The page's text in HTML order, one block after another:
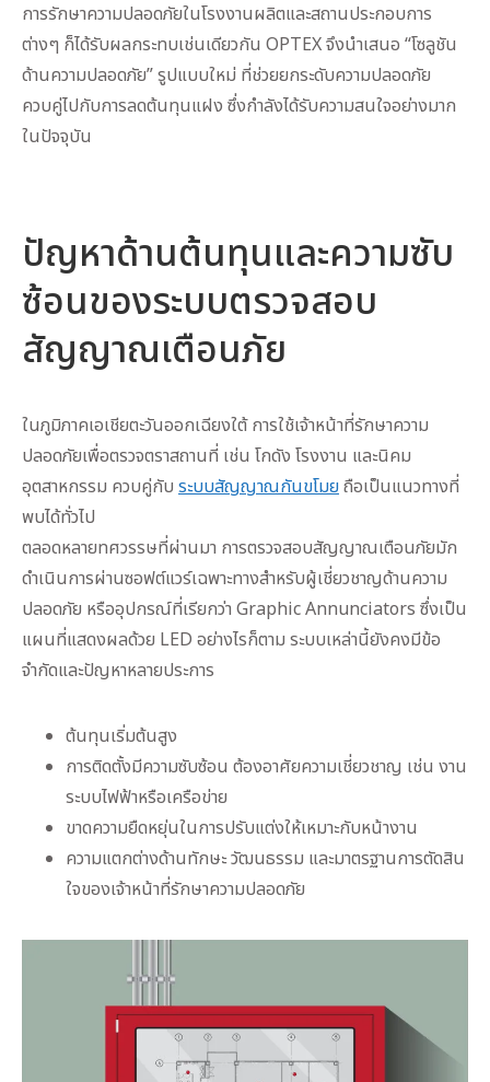
การรักษาความปลอดภัยในโรงงานผลิตและสถานประกอบการ
ต่างๆ ก็ได้รับผลกระทบเช่นเดียวกัน OPTEX จึงนำเสนอ “โซลูชัน
ด้านความปลอดภัย” รูปแบบใหม่ ที่ช่วยยกระดับความปลอดภัย
ควบคู่ไปกับการลดต้นทุนแฝง ซึ่งกำลังได้รับความสนใจอย่างมาก
ในปัจจุบัน
ปัญหาด้านต้นทุนและความซับ
ซ้อนของระบบตรวจสอบ
สัญญาณเตือนภัย
ในภูมิภาคเอเชียตะวันออกเฉียงใต้ การใช้เจ้าหน้าที่รักษาความ
ปลอดภัยเพื่อตรวจตราสถานที่ เช่น โกดัง โรงงาน และนิคม
อุตสาหกรรม ควบคู่กับ ระบบสัญญาณกันขโมยถือเป็นแนวทางที่
พบได้ทั่วไป
ตลอดหลายทศวรรษที่ผ่านมา การตรวจสอบสัญญาณเตือนภัยมัก
ดำเนินการผ่านซอฟต์แวร์เฉพาะทางสำหรับผู้เชี่ยวชาญด้านความ
ปลอดภัย หรืออุปกรณ์ที่เรียกว่า Graphic Annunciators ซึ่งเป็น
แผนที่แสดงผลด้วย LED อย่างไรก็ตาม ระบบเหล่านี้ยังคงมีข้อ
จำกัดและปัญหาหลายประการ
ต้นทุนเริ่มต้นสูง
การติดตั้งมีความซับซ้อน ต้องอาศัยความเชี่ยวชาญ เช่น งาน
ระบบไฟฟ้าหรือเครือข่าย
ขาดความยืดหยุ่นในการปรับแต่งให้เหมาะกับหน้างาน
ความแตกต่างด้านทักษะ วัฒนธรรม และมาตรฐานการตัดสิน
ใจของเจ้าหน้าที่รักษาความปลอดภัย